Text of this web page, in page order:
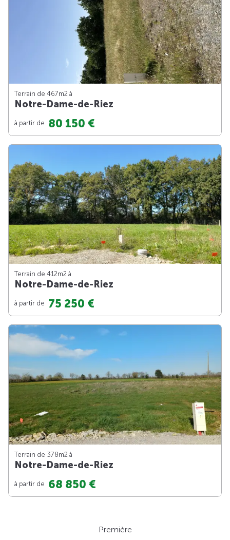
Terrain de 467m2 à
Notre-Dame-de-Riez
à partir de 80 150 €
Terrain de 412m2 à
Notre-Dame-de-Riez
à partir de 75 250 €
Terrain de 378m2 à
Notre-Dame-de-Riez
à partir de 68 850 €
Première